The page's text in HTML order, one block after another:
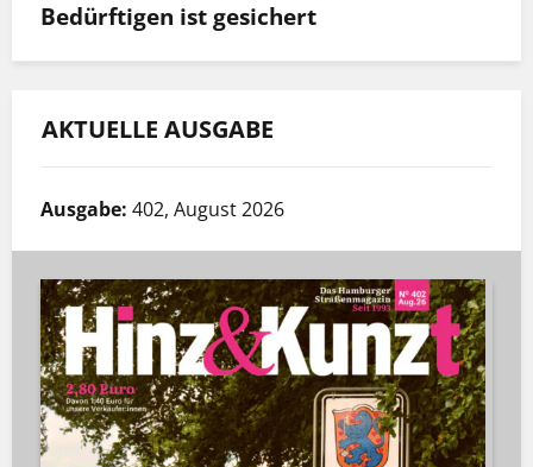
Bedürftigen ist gesichert
AKTUELLE AUSGABE
Ausgabe: 402, August 2026